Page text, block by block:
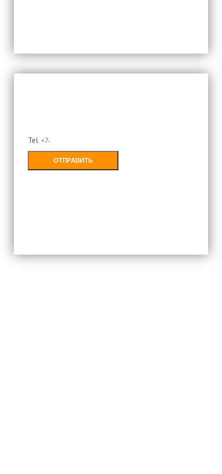
Tel
ОТПРАВИТЬ